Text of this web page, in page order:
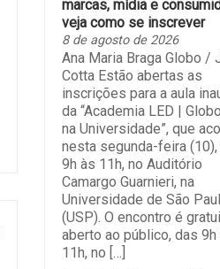
marcas, mídia e
veja como se inscrever
8 de agosto de 2026
Ana Maria Braga Globo /
Cotta Estão abertas as
inscrições para a aula
da “Academia LED |
na Universidade”, que
nesta segunda-feira (10),
9h às 11h, no Auditório
Camargo Guarnieri, na
Universidade de São
(USP). O encontro é
aberto ao público, das 9h
11h, no […]